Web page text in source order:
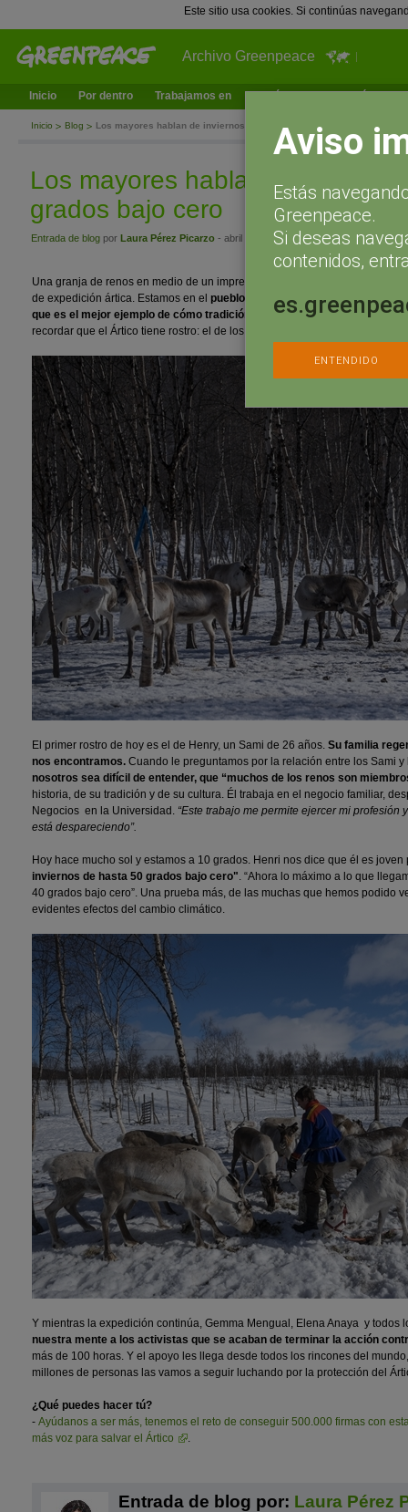
Este sitio usa cookies. Si continúas
Archivo Greenpeace
Inicio Por dentro Trabajamos en ¿Qué puedes hacer tú?
Inicio Blog Los mayores hablan de inviernos de hasta 50 grados bajo cero
Los mayores hablan de
grados bajo cero
Entrada de blog por Laura Pérez Picarzo - abril 12, 2015 a las 12:32
Una granja de renos en medio de un impresionante paisaje nevado nos
de expedición ártica. Estamos en el pueblo finlandés de Utsjokidonde
que es el mejor ejemplo de cómo tradición y modernidad se mezclan en
recordar que el Ártico tiene rostro: el de los cuatro millones de personas
El primer rostro de hoy es el de Henry, un Sami de 26 años. Su familia
nos encontramos. Cuando le preguntamos por la relación entre los Sami
nosotros sea difícil de entender, que “muchos de los renos son
historia, de su tradición y de su cultura. Él trabaja en el negocio familiar,
Negocios en la Universidad. “Este trabajo me permite ejercer mi profesión
está despareciendo”.
Hoy hace mucho sol y estamos a 10 grados. Henri nos dice que él es joven
inviernos de hasta 50 grados bajo cero". “Ahora lo máximo a lo que
40 grados bajo cero”. Una prueba más, de las muchas que hemos podido
evidentes efectos del cambio climático.
Y mientras la expedición continúa, Gemma Mengual, Elena Anaya y todos
nuestra mente a los activistas que se acaban de terminar la acción
más de 100 horas. Y el apoyo les llega desde todos los rincones del
millones de personas las vamos a seguir luchando por la protección del
¿Qué puedes hacer tú?
- Ayúdanos a ser más, tenemos el reto de conseguir 500.000 firmas con
más voz para salvar el Ártico
.
Entrada de blog por: Laura Pérez
Aviso
Estás
Greenpeace.
Si deseas
contenidos,
ENTENDIDO